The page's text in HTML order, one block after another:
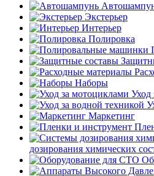
Экстерьер
Интерьер
Полировка
Наборы
Уход
Маркетинг
дозирования химических